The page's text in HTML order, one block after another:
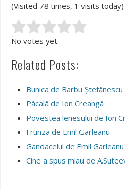
(Visited 78 times, 1 visits today)
Rate this item:
No votes yet.
Related Posts:
Bunica de Barbu
Păcală de Ion Creangă
Povestea lenesului de Ion
Frunza de Emil Garleanu
Gandacelul de Emil Garleanu
Cine a spus miau de